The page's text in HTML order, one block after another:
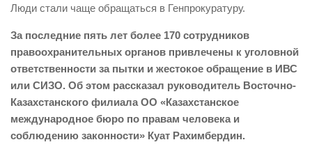
Люди стали чаще обращаться в Генпрокуратуру.
За последние пять лет более 170 сотрудников
правоохранительных органов привлечены к уголовной
ответственности за пытки и жестокое обращение в ИВС
или СИЗО. Об этом рассказал руководитель Восточно-
Казахстанского филиала ОО «Казахстанское
международное бюро по правам человека и
соблюдению законности» Куат Рахимбердин.